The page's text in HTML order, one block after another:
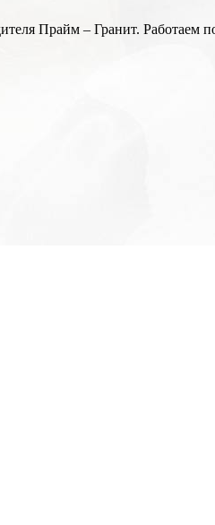
Прайм – Гранит. Работаем